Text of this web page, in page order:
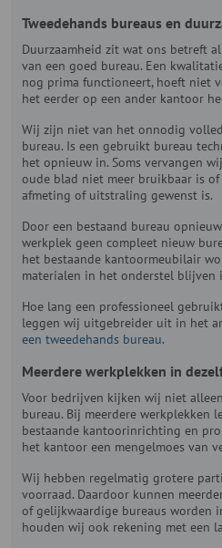
Tweedehands bureaus en
Duurzaamheid zit wat ons betreft
van een goed bureau. Een
nog prima functioneert, hoeft niet
het eerder op een ander kantoor
Wij zijn niet van het onnodig
bureau. Is een gebruikt bureau
het opnieuw in. Soms vervangen
oude blad niet meer bruikbaar is of
afmeting of uitstraling gewenst is.
Door een bestaand bureau
werkplek geen compleet nieuw
het bestaande kantoormeubilair
materialen in het onderstel blijven
Hoe lang een professioneel
leggen wij uitgebreider uit in het
een tweedehands bureau.
Meerdere werkplekken in
Voor bedrijven kijken wij niet
bureau. Bij meerdere werkplekken
bestaande kantoorinrichting en
het kantoor een mengelmoes van
Wij hebben regelmatig grotere
voorraad. Daardoor kunnen
of gelijkwaardige bureaus worden
houden wij ook rekening met een